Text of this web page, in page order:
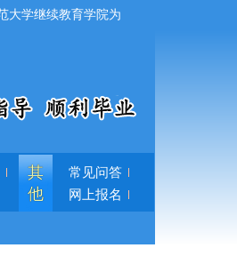
大学继续教育学院为
其
他
常见问答
网上报名